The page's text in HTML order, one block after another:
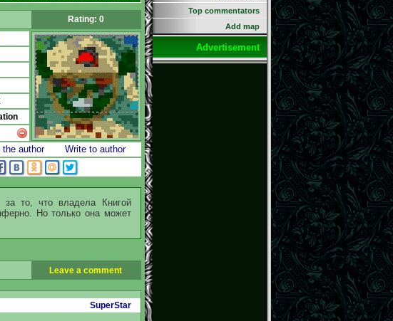
Rating: 0
the author Write to author
то, что владела Книгой
Но только она может
Leave a comment
SuperStar
Top commentators
Add map
Advertisement